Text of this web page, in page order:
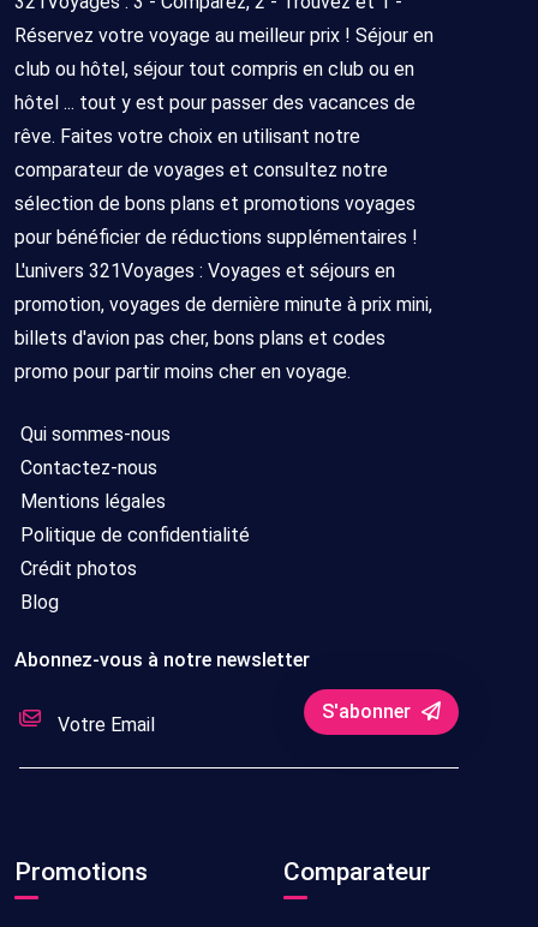
Réservez votre voyage au meilleur prix ! Séjour en
club ou hôtel, séjour tout compris en club ou en
hôtel ... tout y est pour passer des vacances de
rêve. Faites votre choix en utilisant notre
comparateur de voyages et consultez notre
sélection de bons plans et promotions voyages
pour bénéficier de réductions supplémentaires !
L'univers 321Voyages : Voyages et séjours en
promotion, voyages de dernière minute à prix mini,
billets d'avion pas cher, bons plans et codes
promo pour partir moins cher en voyage.
Qui sommes-nous
Contactez-nous
Mentions légales
Politique de confidentialité
Crédit photos
Blog
Abonnez-vous à notre newsletter
S'abonner
Promotions Comparateur